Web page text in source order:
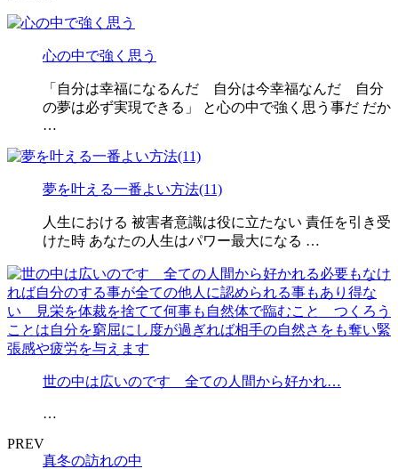
心の中で強く思う
「自分は幸福になるんだ 自分は今幸福なんだ 自分
の夢は必ず実現できる」 と心の中で強く思う事だ だか
…
夢を叶える一番よい方法(11)
人生における 被害者意識は役に立たない 責任を引き受
けた時 あなたの人生はパワー最大になる …
世の中は広いのです 全ての人間から好かれ…
…
PREV
真冬の訪れの中